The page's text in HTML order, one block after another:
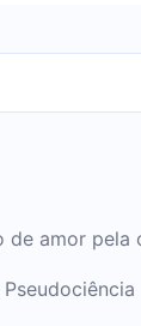
de amor pela